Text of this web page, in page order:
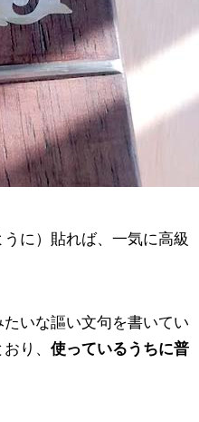
に）貼れば、一気に高級
いな謳い文句を書いてい
り、 使っているうちに普